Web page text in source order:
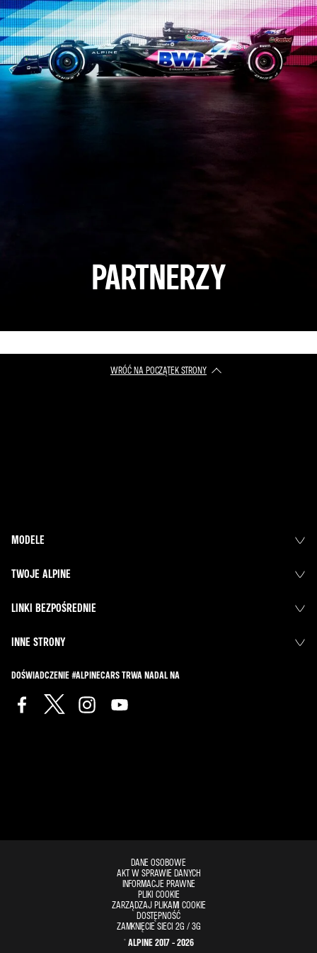
PARTNERZY
WRÓĆ NA POCZĄTEK STRONY
MODELE
TWOJE ALPINE
LINKI BEZPOŚREDNIE
INNE STRONY
DOŚWIADCZENIE #ALPINECARS TRWA NADAL NA
DANE OSOBOWE
AKT W SPRAWIE DANYCH
INFORMACJE PRAWNE
PLIKI COOKIE
ZARZĄDZAJ PLIKAMI COOKIE
DOSTĘPNOŚĆ
ZAMKNIĘCIE SIECI 2G / 3G
© ALPINE 2017 - 2026